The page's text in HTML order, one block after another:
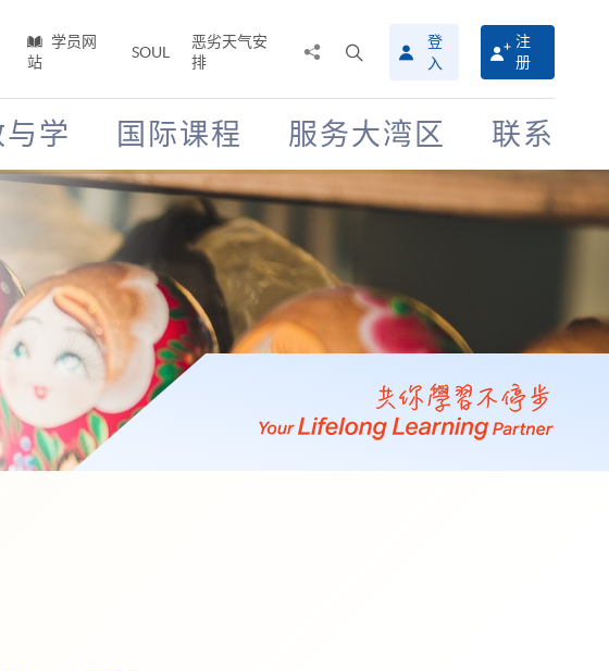
学员网
站
SOUL
恶劣天气安
排
搜
寻
介
面
登
入
注
册
与学 国际课程 服务大湾区 联系